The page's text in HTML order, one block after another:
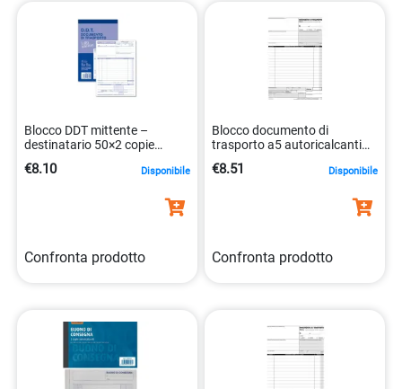
Blocco DDT mittente –
destinatario 50×2 copie
€8.10 Disponibile
Confronta prodotto
Blocco documento di
trasporto a5 autoricalcanti
€8.51 Disponibile
Confronta prodotto